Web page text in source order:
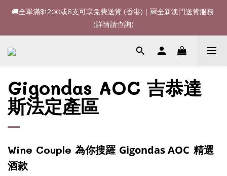
🚚全單滿$1200或6支可享免費送貨 (香港)｜🆕全新澳門送貨服務
(詳情請查詢)
🚚全單滿$1200或6支可享免費送貨 (香港)｜🆕全新澳門送貨服務
(詳情請查詢)
🍷酒款、優惠經常更新，請時刻追蹤我地😊｜🤵👰Wine Couple
🚚全單滿$1200或6支可享免費送貨 (香港)｜🆕全新澳門送貨服務
(詳情請查詢)
Gigondas AOC 吉恭達
斯法定產區
Wine Couple 為你搜羅 Gigondas AOC 精選
酒款